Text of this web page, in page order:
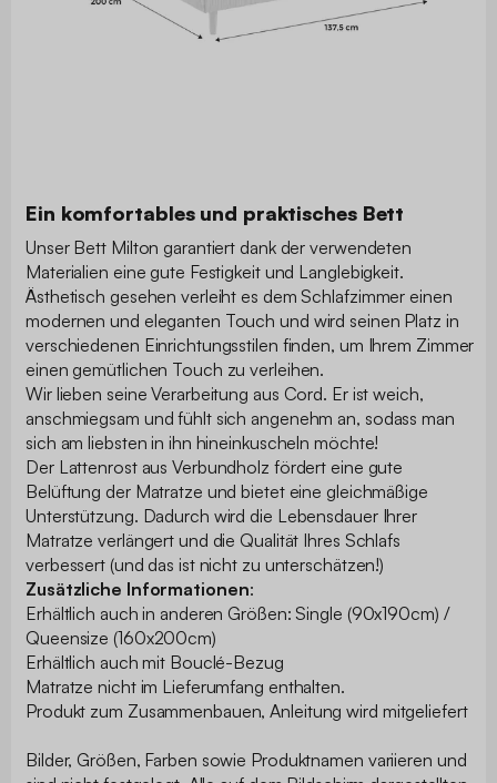
Ein komfortables und praktisches Bett
Unser Bett Milton garantiert dank der verwendeten
Materialien eine gute Festigkeit und Langlebigkeit.
Ästhetisch gesehen verleiht es dem Schlafzimmer einen
modernen und eleganten Touch und wird seinen Platz in
verschiedenen Einrichtungsstilen finden, um Ihrem Zimmer
einen gemütlichen Touch zu verleihen.
Wir lieben seine Verarbeitung aus Cord. Er ist weich,
anschmiegsam und fühlt sich angenehm an, sodass man
sich am liebsten in ihn hineinkuscheln möchte!
Der Lattenrost aus Verbundholz fördert eine gute
Belüftung der Matratze und bietet eine gleichmäßige
Unterstützung. Dadurch wird die Lebensdauer Ihrer
Matratze verlängert und die Qualität Ihres Schlafs
verbessert (und das ist nicht zu unterschätzen!)
Zusätzliche Informationen:
Erhältlich auch in anderen Größen: Single (90x190cm) /
Queensize (160x200cm)
Erhältlich auch mit Bouclé-Bezug
Matratze nicht im Lieferumfang enthalten.
Produkt zum Zusammenbauen, Anleitung wird mitgeliefert
Bilder, Größen, Farben sowie Produktnamen variieren und